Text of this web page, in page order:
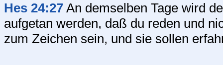
Hes 24:27 An demselben Tage wird
aufgetan werden, daß du reden und
zum Zeichen sein, und sie sollen